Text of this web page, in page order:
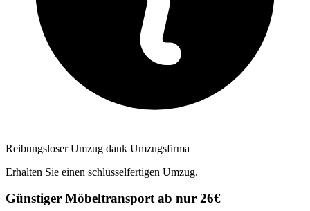
Reibungsloser Umzug dank Umzugsfirma
Erhalten Sie einen schlüsselfertigen Umzug.
Günstiger Möbeltransport ab nur 26€